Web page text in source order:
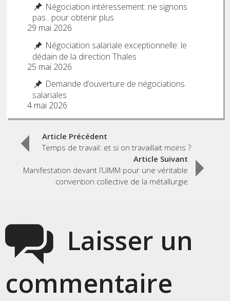
Négociation intéressement: ne signons
pas…pour obtenir plus
29 mai 2026
Négociation salariale exceptionnelle: le
dédain de la direction Thales
25 mai 2026
Demande d’ouverture de négociations
salariales
4 mai 2026
Post
navigation
Article Précédent
Temps de travail: et si on travaillait moins ?
Article Suivant
Manifestation devant l’UIMM pour une véritable
convention collective de la métallurgie
Laisser un
commentaire